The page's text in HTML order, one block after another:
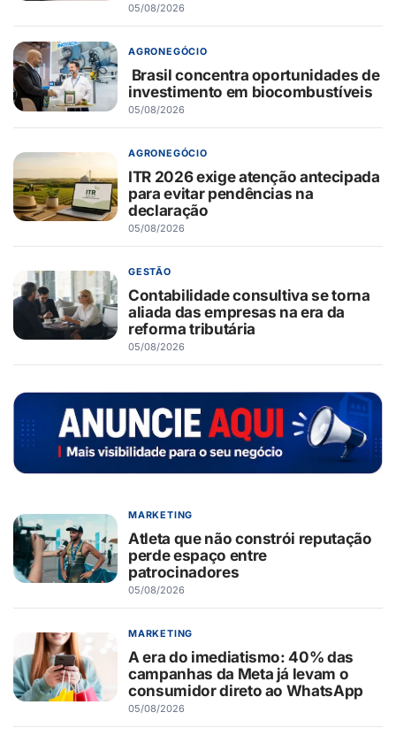
05/08/2026
AGRONEGÓCIO
Brasil concentra oportunidades de
investimento em biocombustíveis
05/08/2026
AGRONEGÓCIO
ITR 2026 exige atenção antecipada
para evitar pendências na
declaração
05/08/2026
GESTÃO
Contabilidade consultiva se torna
aliada das empresas na era da
reforma tributária
05/08/2026
MARKETING
Atleta que não constrói reputação
perde espaço entre
patrocinadores
05/08/2026
MARKETING
A era do imediatismo: 40% das
campanhas da Meta já levam o
consumidor direto ao WhatsApp
05/08/2026